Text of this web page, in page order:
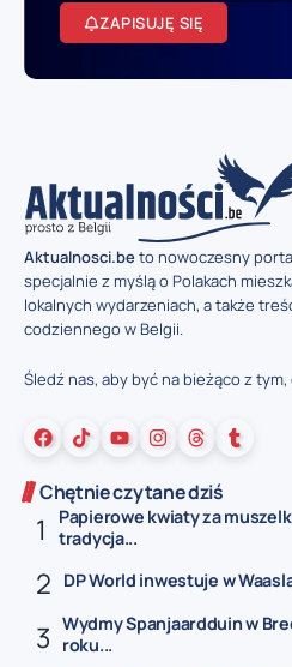
ZAPISUJĘ SIĘ
Aktualnosci.beto nowoczesny
specjalnie z myślą o Polakach
lokalnych wydarzeniach, a także
codziennego w Belgii.
Śledź nas, aby być na bieżąco z
Chętnie czytane dziś
Papierowe kwiaty za
tradycja...
DP World inwestuje w
Wydmy Spanjaardduin w
roku...